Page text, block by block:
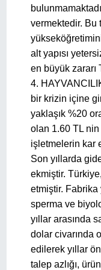
vermektedir. Bu
alt yapısı
en büyük zararı
4.
bir krizin içine
yaklaşık %20
olan 1.60 TL
işletmelerin kar
Son yıllarda
ekmiştir.
etmiştir. Fabrika
sperma ve
yıllar arasında
dolar civarında
edilerek yıllar
talep azlığı,